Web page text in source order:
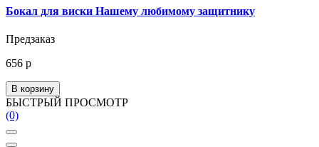
Бокал для виски Нашему любимому защитнику
Предзаказ
656 р
В корзину
БЫСТРЫЙ ПРОСМОТР
(0)